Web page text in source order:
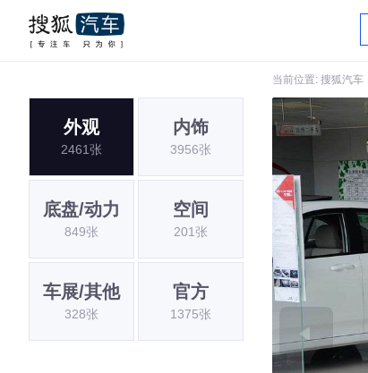
当前位置: 搜狐汽车
外观
2461张
内饰
3956张
底盘/动力
849张
空间
201张
车展/其他
328张
官方
1375张